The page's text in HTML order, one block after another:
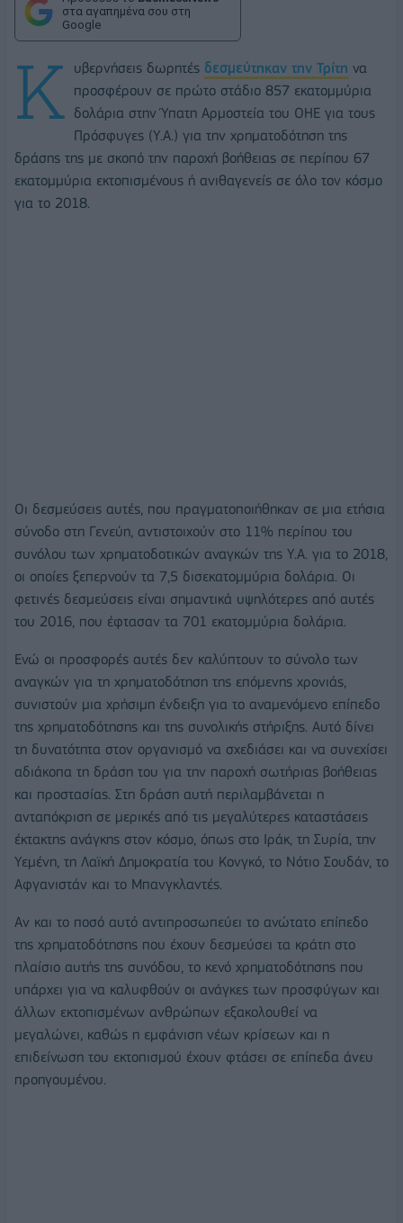
στα αγαπημένα σου στη
Google
Κ υβερνήσεις δωρητές δεσμεύτηκαν την Τρίτη να
προσφέρουν σε πρώτο στάδιο 857 εκατομμύρια
δολάρια στην Ύπατη Αρμοστεία του ΟΗΕ για τους
Πρόσφυγες (Υ.Α.) για την χρηματοδότηση της
δράσης της με σκοπό την παροχή βοήθειας σε περίπου 67
εκατομμύρια εκτοπισμένους ή ανιθαγενείς σε όλο τον κόσμο
για το 2018.
Οι δεσμεύσεις αυτές, που πραγματοποιήθηκαν σε μια ετήσια
σύνοδο στη Γενεύη, αντιστοιχούν στο 11% περίπου του
συνόλου των χρηματοδοτικών αναγκών της Υ.Α. για το 2018,
οι οποίες ξεπερνούν τα 7,5 δισεκατομμύρια δολάρια. Οι
φετινές δεσμεύσεις είναι σημαντικά υψηλότερες από αυτές
του 2016, που έφτασαν τα 701 εκατομμύρια δολάρια.
Ενώ οι προσφορές αυτές δεν καλύπτουν το σύνολο των
αναγκών για τη χρηματοδότηση της επόμενης χρονιάς,
συνιστούν μια χρήσιμη ένδειξη για το αναμενόμενο επίπεδο
της χρηματοδότησης και της συνολικής στήριξης. Αυτό δίνει
τη δυνατότητα στον οργανισμό να σχεδιάσει και να συνεχίσει
αδιάκοπα τη δράση του για την παροχή σωτήριας βοήθειας
και προστασίας. Στη δράση αυτή περιλαμβάνεται η
ανταπόκριση σε μερικές από τις μεγαλύτερες καταστάσεις
έκτακτης ανάγκης στον κόσμο, όπως στο Ιράκ, τη Συρία, την
Υεμένη, τη Λαϊκή Δημοκρατία του Κονγκό, το Νότιο Σουδάν, το
Αφγανιστάν και το Μπανγκλαντές.
Αν και το ποσό αυτό αντιπροσωπεύει το ανώτατο επίπεδο
της χρηματοδότησης που έχουν δεσμεύσει τα κράτη στο
πλαίσιο αυτής της συνόδου, το κενό χρηματοδότησης που
υπάρχει για να καλυφθούν οι ανάγκες των προσφύγων και
άλλων εκτοπισμένων ανθρώπων εξακολουθεί να
μεγαλώνει, καθώς η εμφάνιση νέων κρίσεων και η
επιδείνωση του εκτοπισμού έχουν φτάσει σε επίπεδα άνευ
προηγουμένου.